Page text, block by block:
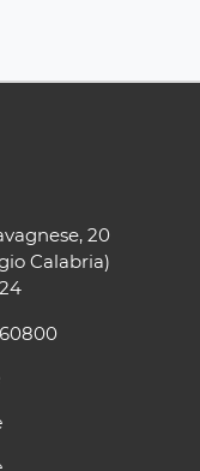
20
Calabria)